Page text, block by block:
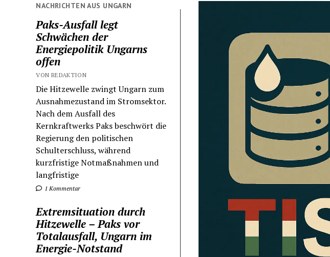
NACHRICHTEN AUS UNGARN
Paks-Ausfall legt
Schwächen der
Energiepolitik Ungarns
offen
VON REDAKTION
Die Hitzewelle zwingt Ungarn zum
Ausnahmezustand im Stromsektor.
Nach dem Ausfall des
Kernkraftwerks Paks beschwört die
Regierung den politischen
Schulterschluss, während
kurzfristige Notmaßnahmen und
langfristige
1 Kommentar
Extremsituation durch
Hitzewelle – Paks vor
Totalausfall, Ungarn im
Energie-Notstand